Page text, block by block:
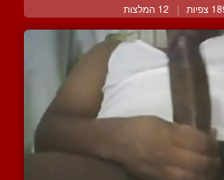
| 12 המלצות